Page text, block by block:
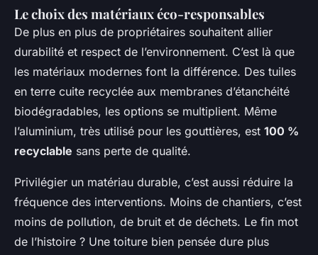
Le choix des matériaux éco-responsables
De plus en plus de propriétaires souhaitent allier
durabilité et respect de l’environnement. C’est là que
les matériaux modernes font la différence. Des tuiles
en terre cuite recyclée aux membranes d’étanchéité
biodégradables, les options se multiplient. Même
l’aluminium, très utilisé pour les gouttières, est 100 %
recyclable sans perte de qualité.
Privilégier un matériau durable, c’est aussi réduire la
fréquence des interventions. Moins de chantiers, c’est
moins de pollution, de bruit et de déchets. Le fin mot
de l’histoire ? Une toiture bien pensée dure plus